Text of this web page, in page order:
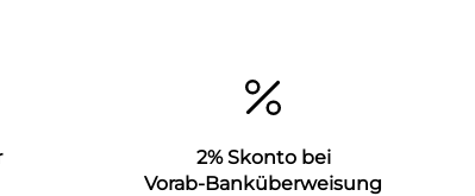
2% Skonto bei
Vorab-Banküberweisung